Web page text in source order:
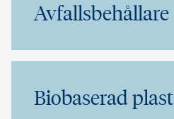
Avfallsbehållare
Biobaserad plast